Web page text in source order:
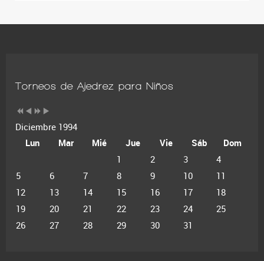
Torneos de Ajedrez para Niños
Diciembre 1994
Lun
Mar Mié Jue Vie Sáb
Dom
1
2 3
4
5
6 7 8 9 10
11
12
13 14 15 16 17
18
19
20 21 22 23 24
25
26
27 28 29 30 31